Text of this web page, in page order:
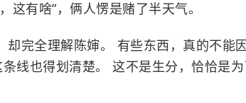
这有啥”，俩人愣是赌了半天气。
完全理解陈婶。 有些东西，真的不能
线也得划清楚。 这不是生分，恰恰是